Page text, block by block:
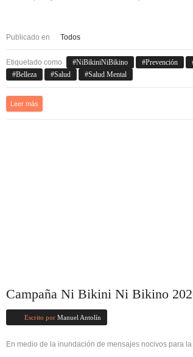
Publicado en Todos
Etiquetado como NiBikiniNiBikino Prevención
Belleza
Salud Salud Mental
Leer más
Campaña Ni Bikini Ni Bikino
Escrito por Manuel Antolín
En medio de la inundación de mensajes nocivos para